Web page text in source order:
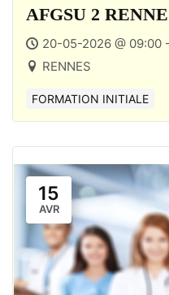
AFGSU 2
20-05-2026 @ 09:00
RENNES
FORMATION INITIALE
15
AVR